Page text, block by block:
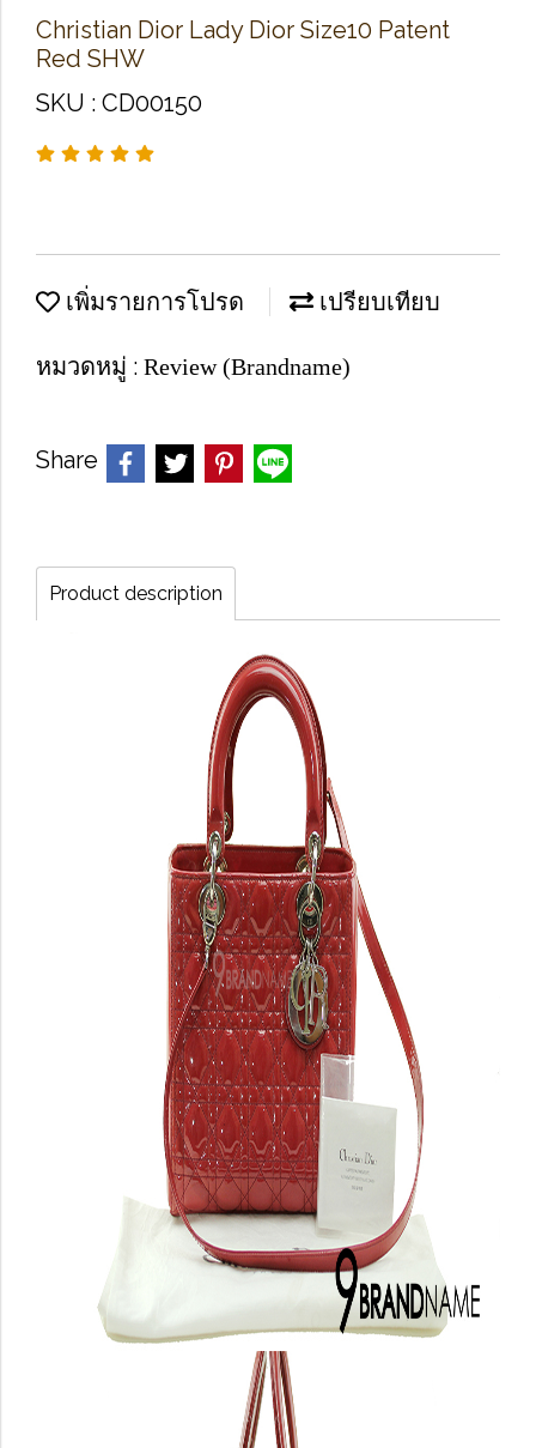
Christian Dior Lady Dior Size10 Patent
Red SHW
SKU : CD00150
เพิ่มรายการโปรด เปรียบเทียบ
หมวดหมู่ : Review (Brandname)
Share
Product description